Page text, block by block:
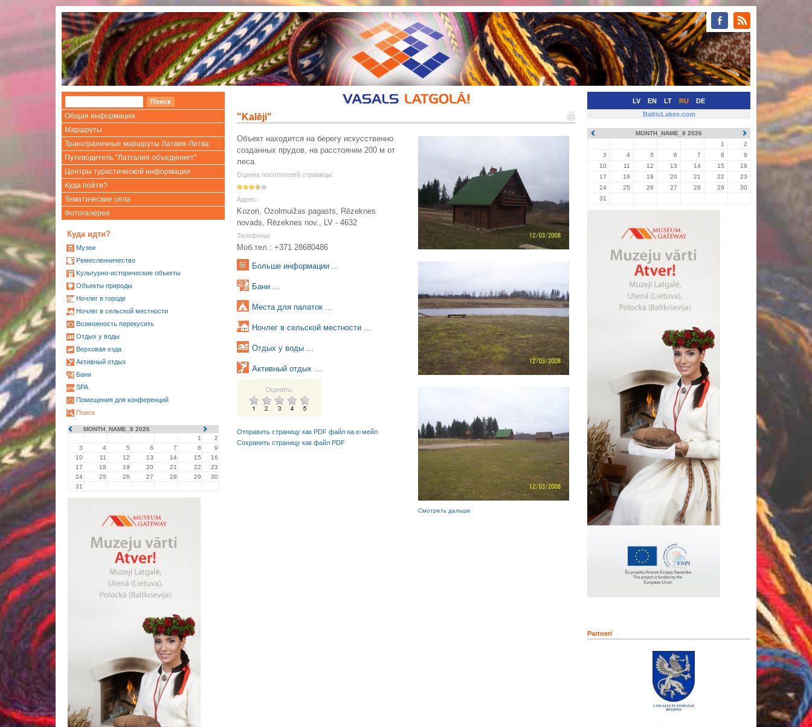
LV EN LT RU DE
Общая информация
Маршруты
Трансграничные маршруты Латвия-Литва
Путеводитель "Латгалия объединяет"
Центры туристической информации
Куда пойти?
Тематические сёла
Фотогалерея
Куда идти?
Mузеи
Ремесленничество
Kультурно-историческиe объекты
Oбъекты природы
Ночлег в городе
Ночлег в сельской местности
Возможность перекусить
Oтдых у воды
Верховая езда
Активный отдых
Бани
SPA
Помещения для конференций
Поиск
MONTH_NAME_8 2026
1
2
3
4 5 6 7 8
9
10
11 12 13 14 15
16
17
18 19 20 21 22
23
24
25 26 27 28 29
30
31
"Kalēji"
Объект находится на берегу искусственно
созданных прудов, на расстоянии 200 м от
леса.
Оценка поситителей страницы:
Адрес:
Kozori, Ozolmuižas pagasts, Rēzeknes
novads, Rēzeknes nov., LV - 4632
Телефоны:
Моб.тел.: +371 28680486
Больше информации ...
Бани ...
Места для палаток ...
Ночлег в сельской местности ...
Oтдых у воды ...
Активный отдых ...
Оценить:
Отправить страницу как PDF файл на е-мейл
Сохранить страницу как файл PDF
Смотреть дальше
BalticLakes.com
MONTH_NAME_8 2026
1
2
3
4 5 6 7 8
9
10
11 12 13 14 15
16
17
18 19 20 21 22
23
24
25 26 27 28 29
30
31
Partneri